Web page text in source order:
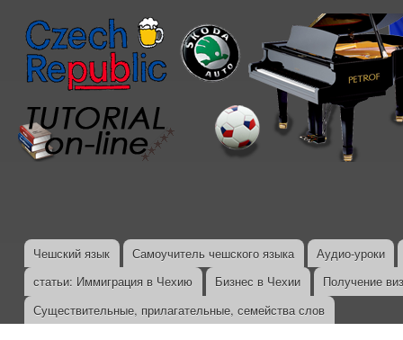
Главное меню
Чешский язык Самоучитель чешского языка
Аудио-уроки
статьи: Иммиграция в Чехию
Бизнес в Чехии
Получение
Существительные, прилагательные, семейства слов